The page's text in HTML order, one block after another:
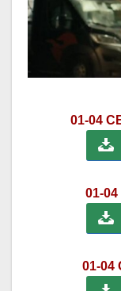
01-04
01-
01-04